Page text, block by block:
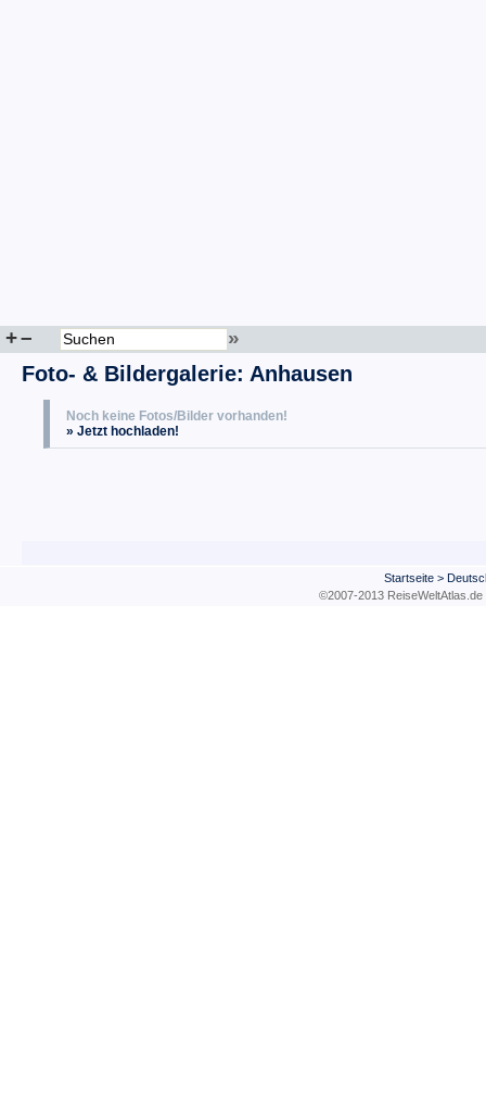
+– »
Foto- & Bildergalerie: Anhausen
Noch keine Fotos/Bilder vorhanden!
» Jetzt hochladen!
Startseite>
©2007-2013